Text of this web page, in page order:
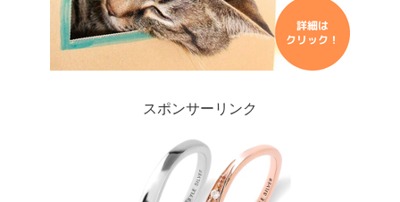
スポンサーリンク